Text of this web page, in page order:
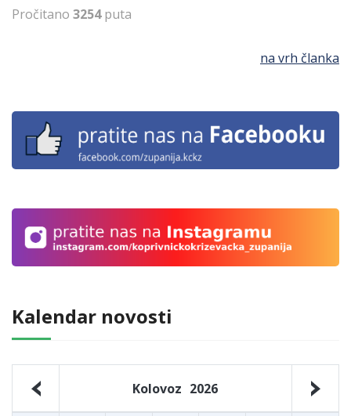
Kalendar novosti
Kolovoz 2026
Pročitano 3254puta
na vrh članka